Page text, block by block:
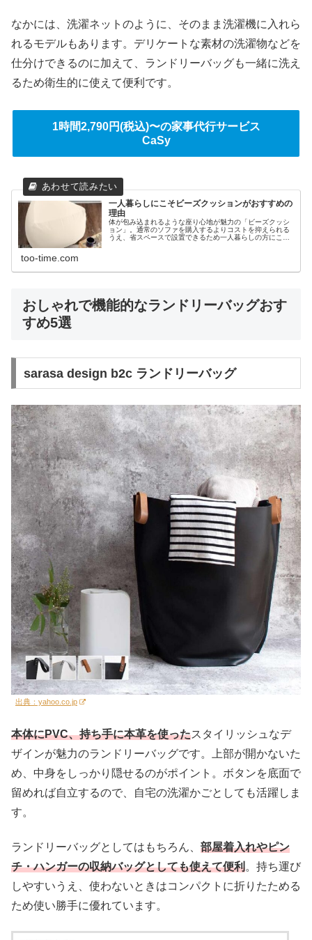
なかには、洗濯ネットのように、そのまま洗濯機に入れら
れるモデルもあります。デリケートな素材の洗濯物などを
仕分けできるのに加えて、ランドリーバッグも一緒に洗え
るため衛生的に使えて便利です。
1時間2,790円(税込)〜の家事代行サービス
CaSy
一人暮らしにこそビーズクッションがおすすめの
理由
体が包み込まれるような座り心地が魅力の「ビーズクッシ
ョン」。通常のソファを購入するよりコストを抑えられる
うえ、省スペースで設置できるため一人暮らしの方にこそ
too-time.com
おしゃれで機能的なランドリーバッグおす
すめ5選
sarasa design b2c ランドリーバッグ
出典：yahoo.co.jp
本体にPVC、持ち手に本革を使ったスタイリッシュなデ
ザインが魅力のランドリーバッグです。上部が開かないた
め、中身をしっかり隠せるのがポイント。ボタンを底面で
留めれば自立するので、自宅の洗濯かごとしても活躍しま
す。
ランドリーバッグとしてはもちろん、 部屋着入れやピン
チ・ハンガーの収納バッグとしても使えて便利。持ち運び
しやすいうえ、使わないときはコンパクトに折りたためる
ため使い勝手に優れています。